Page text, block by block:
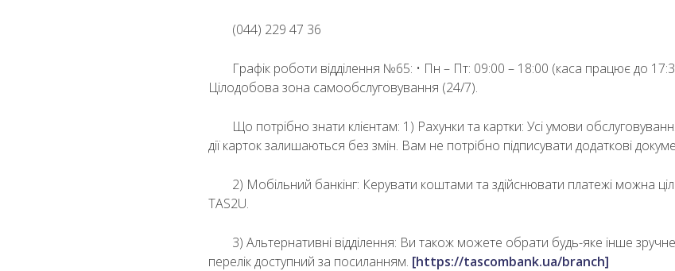
(044) 229 47 36
Графік роботи відділення №65: • Пн – Пт: 09:00 – 18:00 (каса працює до
Цілодобова зона самообслуговування (24/7).
Що потрібно знати клієнтам: 1) Рахунки та картки: Усі умови
дії карток залишаються без змін. Вам не потрібно підписувати додаткові
2) Мобільний банкінг: Керувати коштами та здійснювати платежі можна
TAS2U.
3) Альтернативні відділення: Ви також можете обрати будь-яке інше
перелік доступний за посиланням. [https://tascombank.ua/branch]